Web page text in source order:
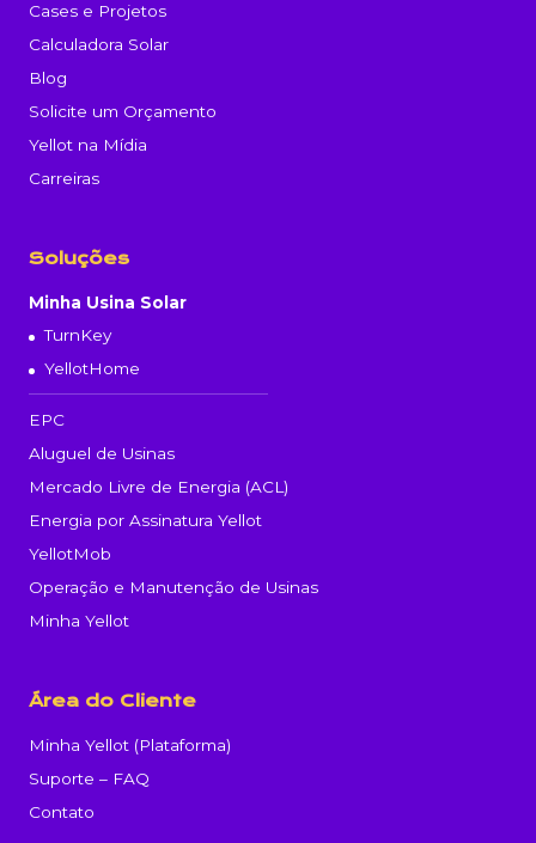
Cases e Projetos
Calculadora Solar
Blog
Solicite um Orçamento
Yellot na Mídia
Carreiras
Soluções
Minha Usina Solar
TurnKey
YellotHome
EPC
Aluguel de Usinas
Mercado Livre de Energia (ACL)
Energia por Assinatura Yellot
YellotMob
Operação e Manutenção de Usinas
Minha Yellot
Área do Cliente
Minha Yellot (Plataforma)
Suporte – FAQ
Contato